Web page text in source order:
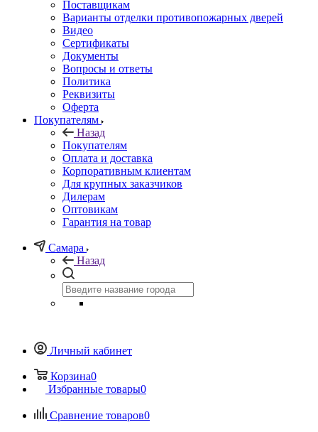
Поставщикам
Варианты отделки противопожарных дверей
Видео
Сертификаты
Документы
Вопросы и ответы
Политика
Реквизиты
Оферта
Покупателям
Назад
Покупателям
Оплата и доставка
Корпоративным клиентам
Для крупных заказчиков
Дилерам
Оптовикам
Гарантия на товар
Самара
Назад
Личный кабинет
Корзина0
Избранные товары0
Сравнение товаров0